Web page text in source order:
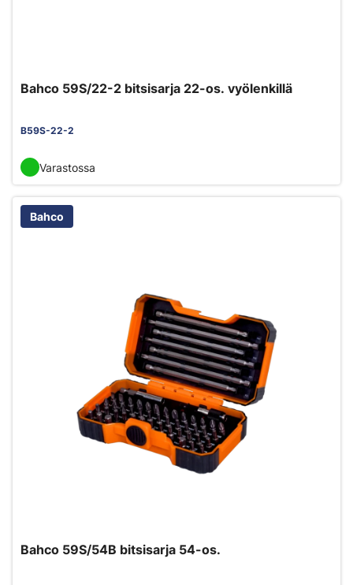
Bahco 59S/22-2 bitsisarja 22-os. vyölenkillä
B59S-22-2
Varastossa
Bahco
Bahco 59S/54B bitsisarja 54-os.